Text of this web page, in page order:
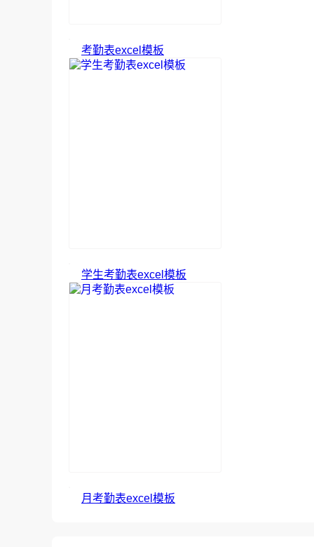
考勤表excel模板
学生考勤表excel模板
月考勤表excel模板